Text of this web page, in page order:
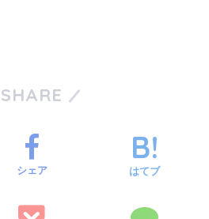
SHARE
シェア はてブ